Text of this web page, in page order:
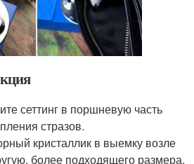
сеттинг в поршневую часть
стразов.
кристаллик в выемку возле
более подходящего размера.